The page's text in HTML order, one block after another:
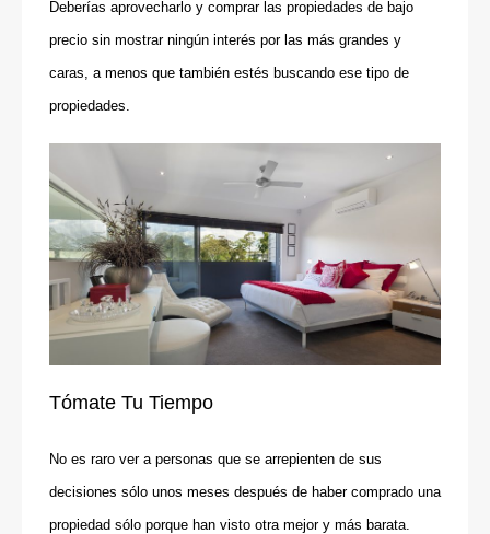
Deberías aprovecharlo y comprar las propiedades de bajo
precio sin mostrar ningún interés por las más grandes y
caras, a menos que también estés buscando ese tipo de
propiedades.
Tómate Tu Tiempo
No es raro ver a personas que se arrepienten de sus
decisiones sólo unos meses después de haber comprado una
propiedad sólo porque han visto otra mejor y más barata.